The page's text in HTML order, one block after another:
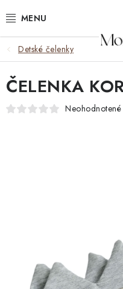
na
ZĽAVY
OBLEČENIE
VÝBAVA
DARČEKOVÉ BOXY
Detské čelenky
ČELENKA
Neohodnotené